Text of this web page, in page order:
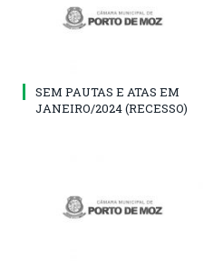
SEM PAUTAS E ATAS EM
JANEIRO/2024 (RECESSO)